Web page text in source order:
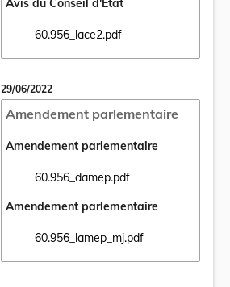
Avis du Conseil d'État
60.956_lace2.pdf
Ouvrir le document 60.956_lace2.pdf
29/06/2022
Amendement parlementaire
Amendement parlementaire
60.956_damep.pdf
Ouvrir le document 60.956_damep.pdf
Amendement parlementaire
60.956_lamep_mj.pdf
Ouvrir le document 60.956_lamep_mj.pdf